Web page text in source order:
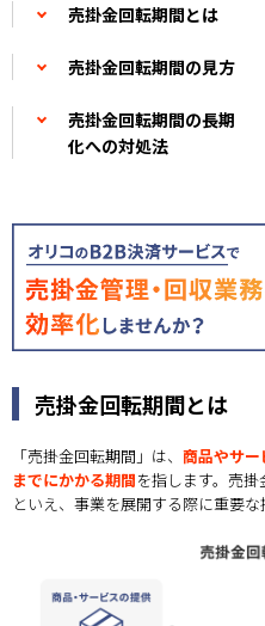
売掛金回転期間とは
売掛金回転期間の見方
売掛金回転期間の長期
化への対処法
売掛金回転期間とは
「売掛金回転期間」は、 商品やサ
までにかかる期間を指します。売
といえ、事業を展開する際に重要な